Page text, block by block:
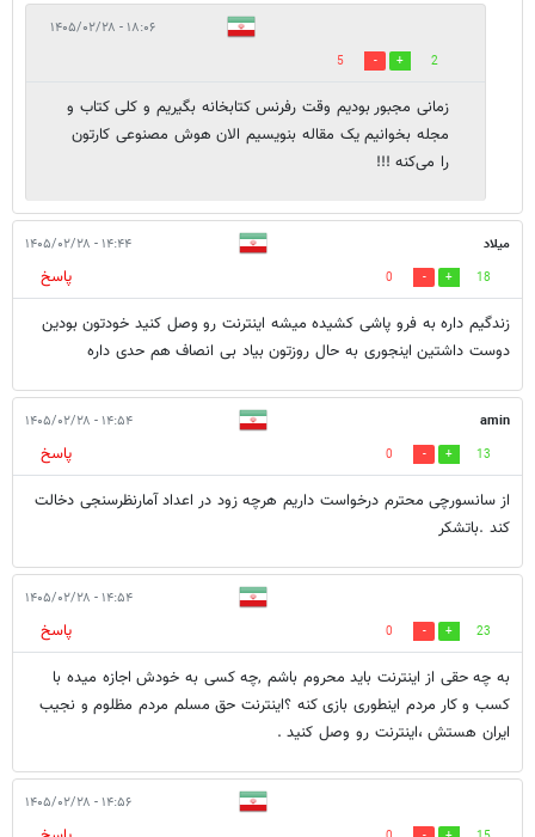
۱۸:۰۶ - ۱۴۰۵/۰۲/۲۸
2
5
زمانی مجبور بودیم وقت رفرنس کتابخانه بگیریم و کلی کتاب و
مجله بخوانیم یک مقاله بنویسیم الان هوش مصنوعی کارتون
را می‌کنه !!!
میلاد ۱۴:۴۴ - ۱۴۰۵/۰۲/۲۸
18
0
پاسخ
زندگیم داره به فرو پاشی کشیده میشه اینترنت رو وصل کنید خودتون بودین
دوست داشتین اینجوری به حال روزتون بیاد بی انصاف هم حدی داره
amin ۱۴:۵۴ - ۱۴۰۵/۰۲/۲۸
13
0
پاسخ
از سانسورچی محترم درخواست داریم هرچه زود در اعداد آمارنظرسنجی دخالت
کند .باتشکر
۱۴:۵۴ - ۱۴۰۵/۰۲/۲۸
23
0
پاسخ
به چه حقی از اینترنت باید محروم باشم ,چه کسی به خودش اجازه میده با
کسب و کار مردم اینطوری بازی کنه ؟اینترنت حق مسلم مردم مظلوم و نجیب
ایران هستش ،اینترنت رو وصل کنید .
۱۴:۵۶ - ۱۴۰۵/۰۲/۲۸